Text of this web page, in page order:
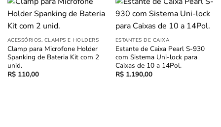
ACESSÓRIOS, CLAMPS E HOLDERS
Clamp para Microfone Holder
Spanking de Bateria Kit com 2
unid.
R$110,00
ESTANTES DE CAIXA
Estante de Caixa Pearl S-930
com Sistema Uni-lock para
Caixas de 10 a 14Pol.
R$1.190,00